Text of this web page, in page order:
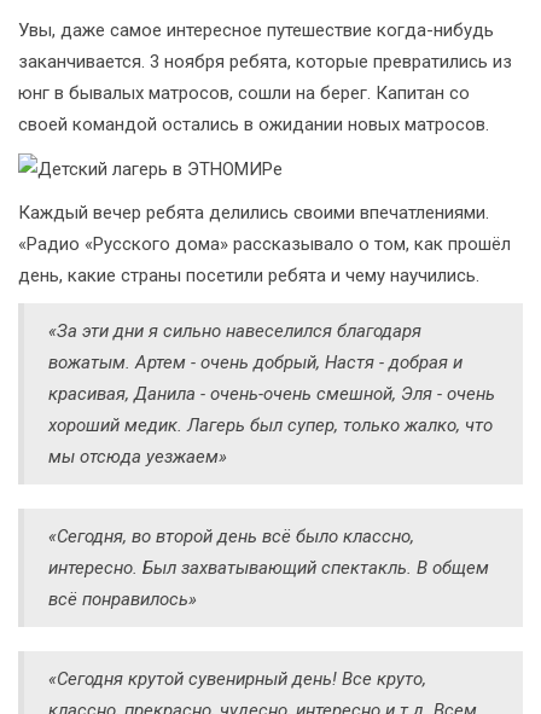
Увы, даже самое интересное путешествие когда-нибудь
заканчивается. 3 ноября ребята, которые превратились из
юнг в бывалых матросов, сошли на берег. Капитан со
своей командой остались в ожидании новых матросов.
Каждый вечер ребята делились своими впечатлениями.
«Радио «Русского дома» рассказывало о том, как прошёл
день, какие страны посетили ребята и чему научились.
«За эти дни я сильно навеселился благодаря
вожатым. Артем - очень добрый, Настя - добрая и
красивая, Данила - очень-очень смешной, Эля - очень
хороший медик. Лагерь был супер, только жалко, что
мы отсюда уезжаем»
«Сегодня, во второй день всё было классно,
интересно. Был захватывающий спектакль. В общем
всё понравилось»
«Сегодня крутой сувенирный день! Все круто,